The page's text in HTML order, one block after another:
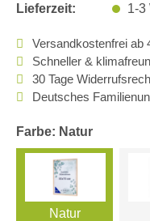
Lieferzeit:
1-3
Versandkostenfrei ab
Schneller &
30 Tage
Deutsches
Farbe: Natur
Natur